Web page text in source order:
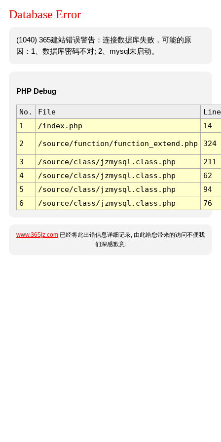
Database Error
(1040) 365建站错误警告：连接数据库失败，可能的原
因：1、数据库密码不对; 2、mysql未启动。
PHP Debug
No. File
Line
1
/index.php 14
2 /source/function/function_extend.php 324
3 /source/class/jzmysql.class.php
211
4
/source/class/jzmysql.class.php
62
5
/source/class/jzmysql.class.php
94
6
/source/class/jzmysql.class.php 76
www.365jz.com 已经将此出错信息详细记录, 由此给您带来的访问不便我
们深感歉意.